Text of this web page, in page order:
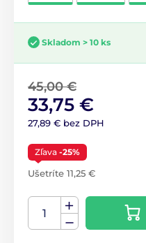
Skladom > 10 ks
45,00 €
33,75 €
27,89 € bez DPH
Zľava -25%
Ušetríte 11,25 €